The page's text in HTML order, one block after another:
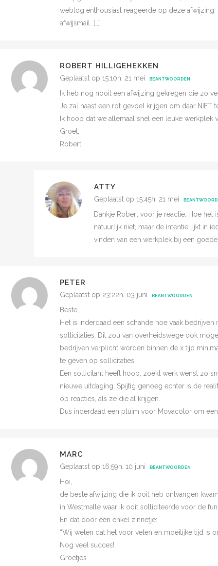
weblog enthousiast reageerde op deze afwijzing.
afwijsmail. […]
ROBERT HILLIGEHEKKEN
Geplaatst op 15:10h, 21 mei BEANTWOORDEN
Ik heb nog nooit een afwijzing gekregen die zo
Je zal haast een rot gevoel krijgen om daar NIET
Ik hoop dat we allemaal snel een leuke werkplek
Groet,
Robert
ATTY
Geplaatst op 15:45h, 21 mei
Dankje Robert voor je reactie. Hoe het
natuurlijk niet, maar de intentie lijkt in
vinden van een werkplek bij een
PETER
Geplaatst op 23:22h, 03 juni BEANTWOORDEN
Beste,
Het is inderdaad een schande hoe vaak
sollicitaties. Dit zou van overheidswege ook
bedrijven verplicht worden binnen de x tijd
te geven op sollicitaties.
Een sollicitant heeft hoop, zoekt werk wenst zo
nieuwe uitdaging. Spijtig genoeg echter is de
op reacties, als ze die al krijgen.
Dus inderdaad een pluim voor Movacolor om
MARC
Geplaatst op 16:59h, 10 juni BEANTWOORDEN
Hoi,
de beste afwijzing die ik ooit heb ontvangen
in Westmalle waar ik ooit solliciteerde voor de
En dat door één enkel zinnetje:
“Wij weten dat het voor velen en moeilijke tijd is
Nog veel succes!
Groetjes